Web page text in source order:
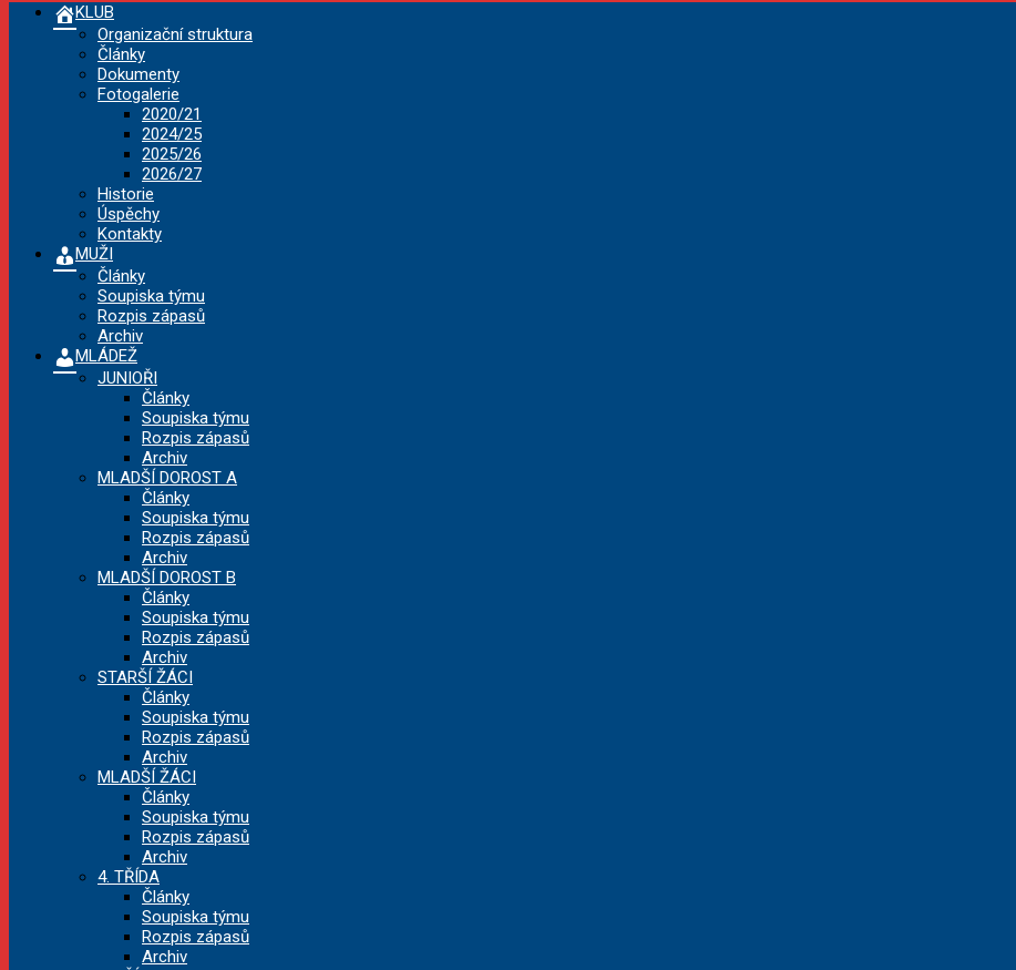
KLUB
Organizační struktura
Články
Dokumenty
Fotogalerie
2020/21
2024/25
2025/26
2026/27
Historie
Úspěchy
Kontakty
MUŽI
Články
Soupiska týmu
Rozpis zápasů
Archiv
MLÁDEŽ
JUNIOŘI
Články
Soupiska týmu
Rozpis zápasů
Archiv
MLADŠÍ DOROST A
Články
Soupiska týmu
Rozpis zápasů
Archiv
MLADŠÍ DOROST B
Články
Soupiska týmu
Rozpis zápasů
Archiv
STARŠÍ ŽÁCI
Články
Soupiska týmu
Rozpis zápasů
Archiv
MLADŠÍ ŽÁCI
Články
Soupiska týmu
Rozpis zápasů
Archiv
4. TŘÍDA
Články
Soupiska týmu
Rozpis zápasů
Archiv